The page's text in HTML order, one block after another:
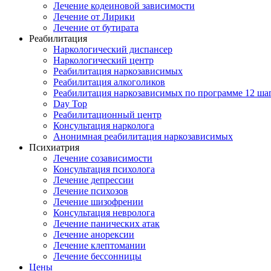
Лечение кодеиновой зависимости
Лечение от Лирики
Лечение от бутирата
Реабилитация
Наркологический диспансер
Наркологический центр
Реабилитация наркозависимых
Реабилитация алкоголиков
Реабилитация наркозависимых по программе 12
Day Top
Реабилитационный центр
Консультация нарколога
Анонимная реабилитация наркозависимых
Психиатрия
Лечение созависимости
Консультация психолога
Лечение депрессии
Лечение психозов
Лечение шизофрении
Консультация невролога
Лечение панических атак
Лечение анорексии
Лечение клептомании
Лечение бессонницы
Цены